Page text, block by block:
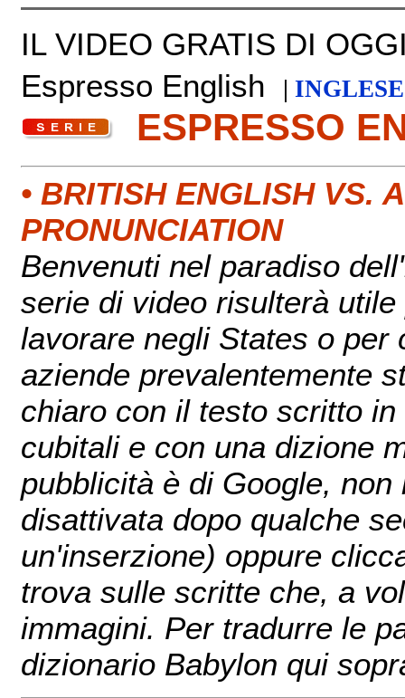
IL VIDEO GRATIS DI
Espresso English
|
ESPRESSO
• BRITISH ENGLISH VS.
PRONUNCIATION
Benvenuti nel paradiso
serie di video risulterà
lavorare negli States o per
aziende prevalentemente
chiaro con il testo scritto
cubitali e con una dizione
pubblicità è di Google,
disattivata dopo qualche
un'inserzione) oppure
trova sulle scritte che, a
immagini. Per tradurre le
dizionario Babylon qui